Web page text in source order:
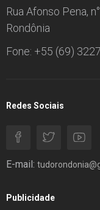
Rua Afonso Pena,
Rondônia
Fone: +55 (69)
Redes Sociais
E-mail:
Publicidade